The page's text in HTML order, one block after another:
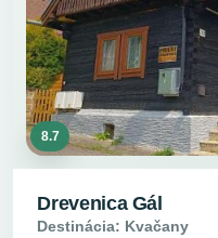
8.7
Drevenica Gál
Destinácia: Kvačany